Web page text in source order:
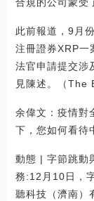
此前報道，9月
注冊證券XRP一
法官申請提交涉
見陳述。（
余偉文：疫情對
下，您如何看待
動態 | 字節跳動
務:12月10日，
聽科技（濟南）